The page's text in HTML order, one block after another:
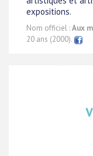
expositions.
Nom officiel :Aux
20 ans (2000).